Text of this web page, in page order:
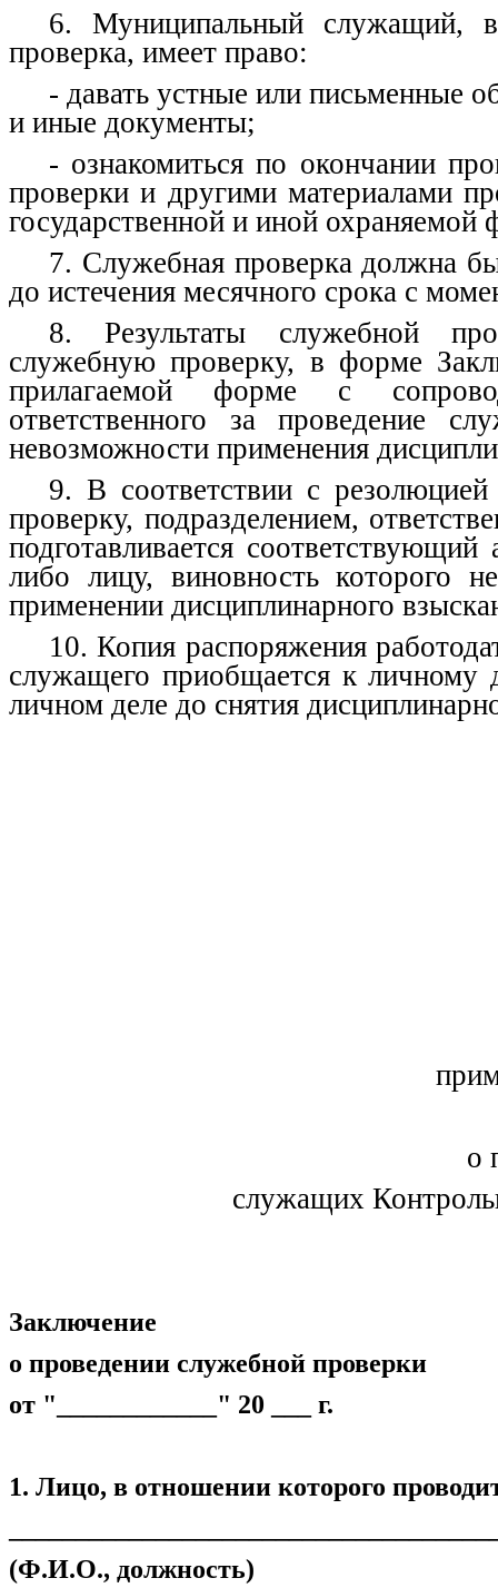
6. Муниципальный служащий, в
проверка, имеет право:
- давать устные или письменные
и иные документы;
- ознакомиться по окончании
проверки и другими материалами
государственной и иной
7. Служебная проверка должна
до истечения месячного срока с
8. Результаты служебной
служебную проверку, в форме
прилагаемой форме с
ответственного за проведение
невозможности применения
9. В соответствии с
проверку, подразделением,
подготавливается
либо лицу, виновность которого
применении дисциплинарного
10. Копия распоряжения
служащего приобщается к личному
личном деле до снятия
о
служащих
Заключение
о проведении служебной проверки
от "____________" 20 ___ г.
1. Лицо, в отношении которого
(Ф.И.О., должность)